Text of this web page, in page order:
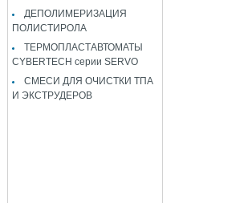
ДЕПОЛИМЕРИЗАЦИЯ
ПОЛИСТИРОЛА
ТЕРМОПЛАСТАВТОМАТЫ
CYBERTECH серии SERVO
СМЕСИ ДЛЯ ОЧИСТКИ ТПА
И ЭКСТРУДЕРОВ